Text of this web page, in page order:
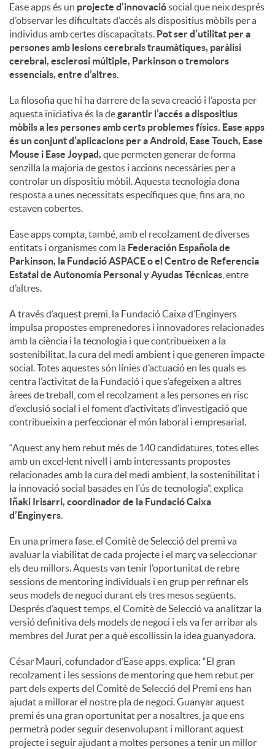
Ease apps és un projecte d’innovaciósocial que neix després
d’observar les dificultats d’accés als dispositius mòbils per a
individus amb certes discapacitats. Pot ser d’utilitat per a
persones amb lesions cerebrals traumàtiques, paràlisi
cerebral, esclerosi múltiple, Parkinson o tremolors
essencials, entre d’altres.
La filosofia que hi ha darrere de la seva creació i l’aposta per
aquesta iniciativa és la degarantir l’accés a dispositius
mòbils a les persones amb certs problemes físics. Ease apps
és un conjunt d’aplicacions per a Android, Ease Touch, Ease
Mouse i Ease Joypad, que permeten generar de forma
senzilla la majoria de gestos i accions necessàries per a
controlar un dispositiu mòbil. Aquesta tecnologia dona
resposta a unes necessitats específiques que, fins ara, no
estaven cobertes.
Ease apps compta, també, amb el recolzament de diverses
entitats i organismes com la Federación Española de
Parkinson, la Fundació ASPACE o el Centro de Referencia
Estatal de Autonomía Personal y Ayudas Técnicas , entre
d’altres.
A través d’aquest premi, la Fundació Caixa d’Enginyers
impulsa propostes emprenedores i innovadores relacionades
amb la ciència i la tecnologia i que contribueixen a la
sostenibilitat, la cura del medi ambient i que generen impacte
social. Totes aquestes són línies d’actuació en les quals es
centra l’activitat de la Fundació i que s’afegeixen a altres
àrees de treball, com el recolzament a les persones en risc
d’exclusió social i el foment d’activitats d’investigació que
contribueixin a perfeccionar el món laboral i empresarial.
“Aquest any hem rebut més de 140 candidatures, totes elles
amb un excel·lent nivell i amb interessants propostes
relacionades amb la cura del medi ambient, la sostenibilitat i
la innovació social basades en l’ús de tecnologia”, explica
Iñaki Irisarri, coordinador de la Fundació Caixa
d’Enginyers.
En una primera fase, el Comitè de Selecció del premi va
avaluar la viabilitat de cada projecte i el març va seleccionar
els deu millors. Aquests van tenir l’oportunitat de rebre
sessions de mentoring individuals i en grup per refinar els
seus models de negoci durant els tres mesos següents.
Després d’aquest temps, el Comitè de Selecció va analitzar la
versió definitiva dels models de negoci i els va fer arribar als
membres del Jurat per a què escollissin la idea guanyadora.
César Mauri, cofundador d’Ease apps, explica: “El gran
recolzament i les sessions de mentoring que hem rebut per
part dels experts del Comitè de Selecció del Premi ens han
ajudat a millorar el nostre pla de negoci. Guanyar aquest
premi és una gran oportunitat per a nosaltres, ja que ens
permetrà poder seguir desenvolupant i millorant aquest
projecte i seguir ajudant a moltes persones a tenir un millor